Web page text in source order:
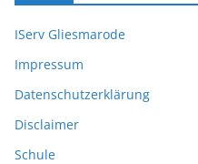
IServ Gliesmarode
Impressum
Datenschutzerklärung
Disclaimer
Schule